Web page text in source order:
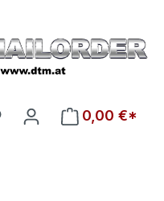
Du hast 0 Produkte auf
0,00 €*